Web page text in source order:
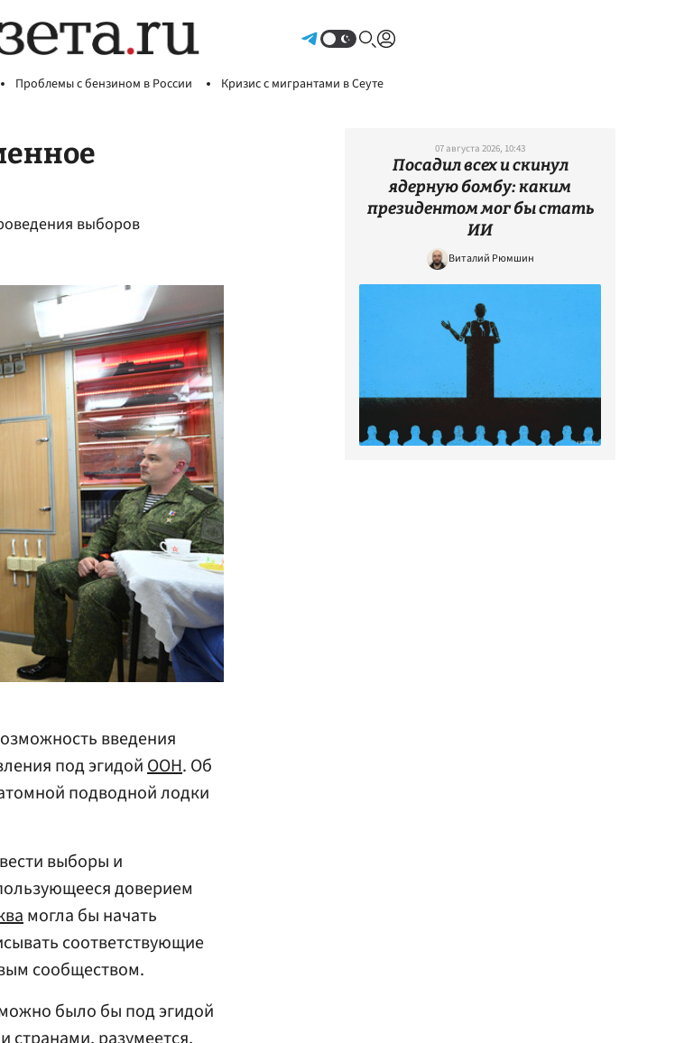
Проблемы с бензином в России Кризис с мигрантами в Сеуте
выборов
введения
под эгидойООН. Об
подводной лодки
выборы и
доверием
могла бы начать
соответствующие
сообществом.
было бы под эгидой
07 августа 2026, 10:43
Посадил всех и скинул
ядерную бомбу: каким
президентом мог бы стать
ИИ
Виталий Рюмшин